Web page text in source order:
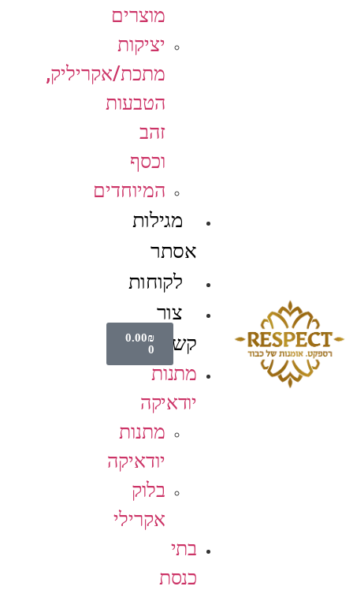
מוצרים
יציקות
מתכת/אקריליק,
הטבעות
זהב
וכסף
המיוחדים
מגילות
אסתר
לקוחות
צור
קשר
מתנות
יודאיקה
מתנות
יודאיקה
בלוק
אקרילי
בתי
כנסת
0.00₪
0